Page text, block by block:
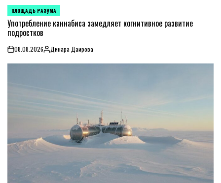
POSTED
IN
ПЛОЩАДЬ РАЗУМА
Употребление каннабиса замедляет когнитивное развитие
подростков
on08.08.2026PostedДинара Даирова